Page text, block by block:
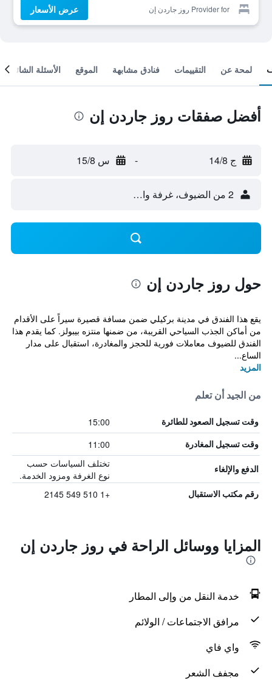
Provider for روز جاردن إن عرض الأسعار
لمحة عن التقييمات فنادق مشابهة الموقع الأسئلة الشائعة
أفضل صفقات روز جاردن إن
ج 14/8 - س 15/8
2 من الضيوف، غرفة واحدة
حول روز جاردن إن
يقع هذا الفندق في مدينة بركيلي ضمن مسافة قصيرة سيراً على الأقدام
من أماكن الجذب السياحي القريبة، من ضمنها منتزه بيبولز. كما يقدم هذا
الفندق للضيوف معاملات فورية للحجز والمغادرة، استقبال على مدار
الساع...
المزيد
من الجيد أن تعلم
وقت تسجيل الصعود للطائرة 15:00
وقت تسجيل المغادرة 11:00
الدفع والإلغاء
تختلف السياسات حسب
نوع الغرفة ومزود الخدمة.
رقم مكتب الاستقبال +1 510 549 2145
المزايا ووسائل الراحة في روز جاردن إن
خدمة النقل من وإلى المطار
مرافق الاجتماعات / الولائم
واي فاي
مجفف الشعر